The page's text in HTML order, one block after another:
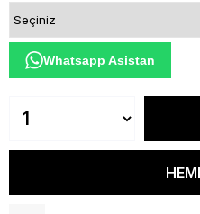
Whatsapp Asistan